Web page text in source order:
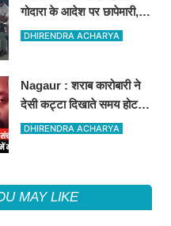
गोदारा के आदेश पर छापेमारी,
44 फर्मों पर कार्रवाई, लाखों का
DHIRENDRA ACHARYA
Nagaur : शराब कारोबारी ने
देसी कट्टा दिखाते समय होटल
संचालक को मारी गोली, जोधपुर
DHIRENDRA ACHARYA
MAY LIKE